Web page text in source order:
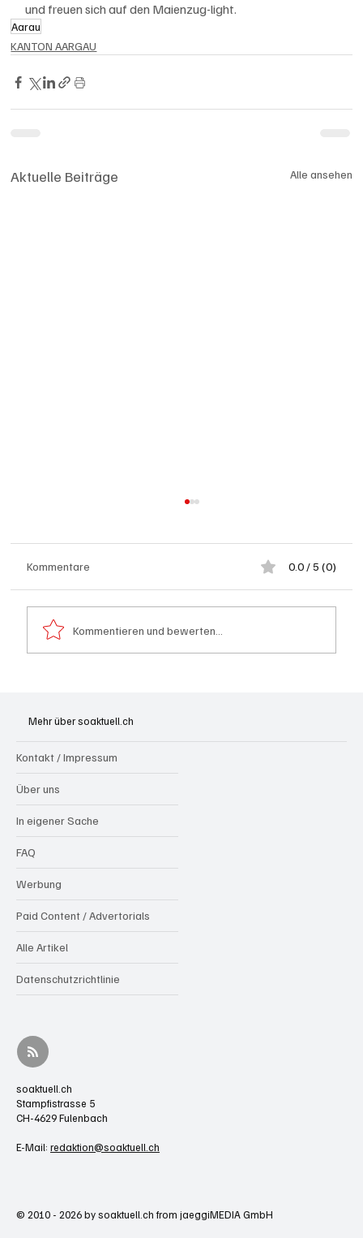
und freuen sich auf den Maienzug-light.
Aarau
KANTON AARGAU
Aktuelle Beiträge Alle ansehen
gesucht)
Kommentare 0.0 / 5 (0)
Kommentieren und bewerten...
Mehr über soaktuell.ch
Kontakt / Impressum
Über uns
In eigener Sache
FAQ
Werbung
Paid Content / Advertorials
Alle Artikel
Datenschutzrichtlinie
soaktuell.ch
Stampfistrasse 5
CH-4629 Fulenbach
E-Mail: redaktion@soaktuell.ch
© 2010 - 2026 by soaktuell.ch from jaeggiMEDIA GmbH